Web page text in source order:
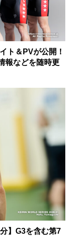
ト＆PVが公開！
報などを随時更
】G3を含む第7